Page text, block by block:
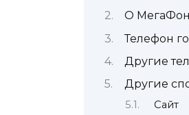
О
Телефон
Другие
Другие
Сайт